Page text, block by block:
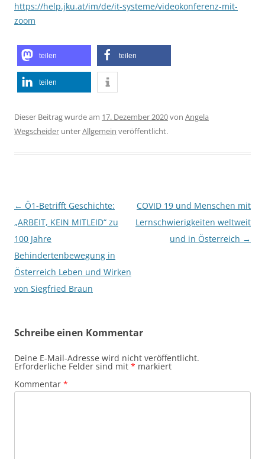
https://help.jku.at/im/de/it-systeme/videokonferenz-mit-
zoom
teilen teilen
teilen
Dieser Beitrag wurde am 17. Dezember 2020von Angela
Wegscheider unterAllgemein veröffentlicht.
Beitragsnavigation
← Ö1-Betrifft Geschichte:
„ARBEIT, KEIN MITLEID“ zu
100 Jahre
Behindertenbewegung in
Österreich Leben und Wirken
von Siegfried Braun
COVID 19 und Menschen mit
Lernschwierigkeiten weltweit
und in Österreich →
Schreibe einen Kommentar
Deine E-Mail-Adresse wird nicht veröffentlicht.
Erforderliche Felder sind mit * markiert
Kommentar *